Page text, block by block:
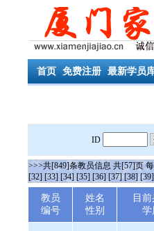
首页 免费注册 最新学员
ID
>>>共[849]条教员信息 共[57]页
[32] [33] [34] [35] [36] [37] [38] [39]
教员
编号
姓名
性别
目
学